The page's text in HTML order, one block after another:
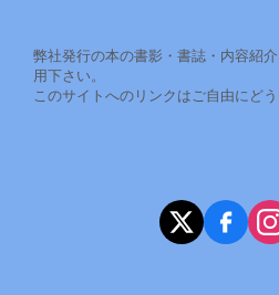
弊社発行の本の書影・書誌・内容紹
用下さい。
このサイトへのリンクはご自由にどう
X（旧Twitter）